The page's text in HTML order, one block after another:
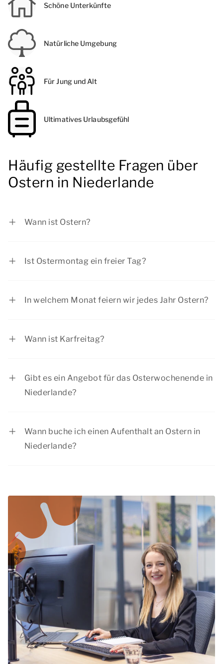
Schöne Unterkünfte
Natürliche Umgebung
Für Jung und Alt
Ultimatives Urlaubsgefühl
Häufig gestellte Fragen über
Ostern in Niederlande
Wann ist Ostern?
Ist Ostermontag ein freier Tag?
In welchem Monat feiern wir jedes Jahr Ostern?
Wann ist Karfreitag?
Gibt es ein Angebot für das Osterwochenende in
Niederlande?
Wann buche ich einen Aufenthalt an Ostern in
Niederlande?
können. Schließlich haben die meisten Menschen
an Ostern für ein langes Wochenende frei. Das
Osterwochenende ist eine beliebte Zeit, um ein
Wochenende in Niederlande zu buchen.